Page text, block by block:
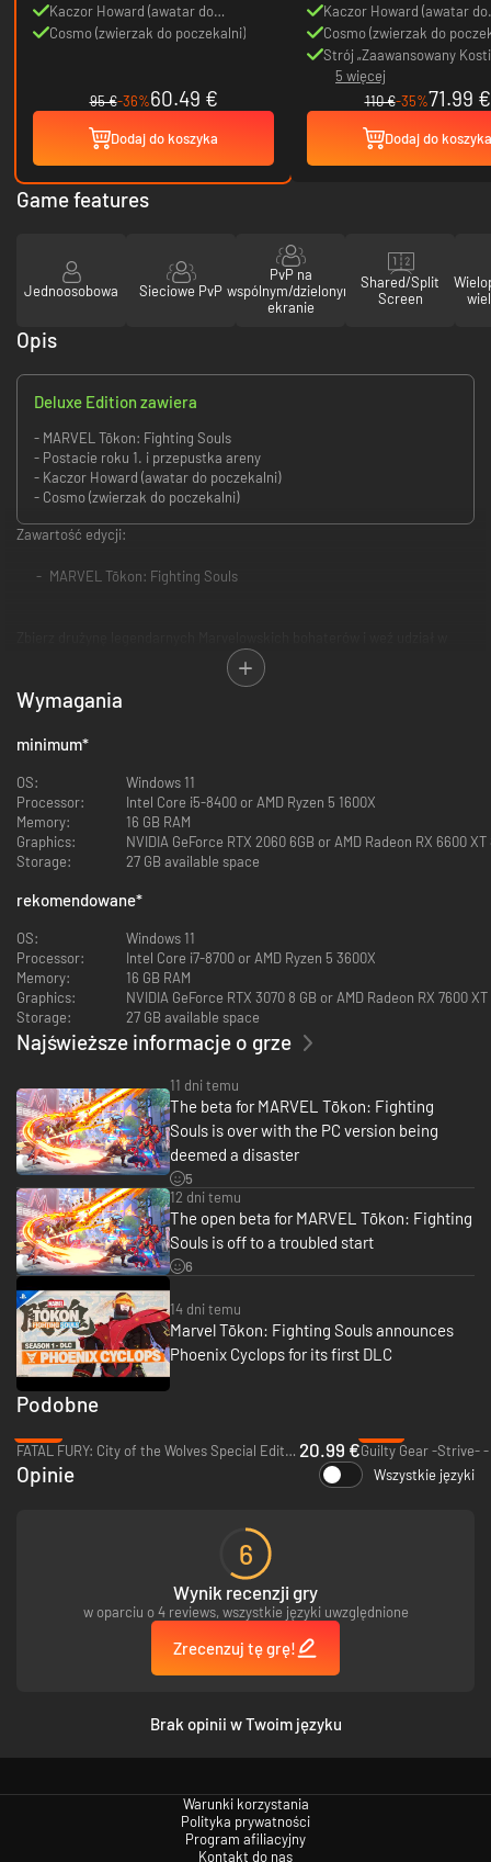
Kaczor Howard (awatar do
poczekalni)
Cosmo (zwierzak do poczekalni)
95 €-36%60.49 €
Dodaj do koszyka
Kaczor Howard (awatar do
poczekalni)
Cosmo (zwierzak do
Strój „Zaawansowany
dla Spider-Mana
5 więcej
110 €-35%71.99 €
Dodaj do koszyka
Game features
Jednoosobowa Sieciowe PvP
PvP na
wspólnym/dzielonym
ekranie
Shared/Split
Screen
Opis
Deluxe Edition zawiera
- MARVEL Tōkon: Fighting Souls
- Postacie roku 1. i przepustka areny
- Kaczor Howard (awatar do poczekalni)
- Cosmo (zwierzak do poczekalni)
Zawartość edycji:
MARVEL Tōkon: Fighting Souls
ostatecznym starciu drużynowym 4 na 4 od PlayStation Studios, Arc
Pora stworzyć drużynę marzeń i pokonać wrogów podczas dynamicznych
walk 4 na 4. Wybieraj spośród 20 znanych postaci z uniwersum Marvela w
momencie premiery. Każda z nich została stworzona w nowym,
inspirowanym anime stylu, i wchodzi w skład imponujących drużyn,
składających się zarówno z bohaterów, jak i złoczyńców.
Eksperymentuj ze składami drużyn, by odkrywać nowe kombinacje,
synergie i strategie. Walcz na arenach inspirowanych lokacjami znanymi z
uniwersum Marvela, z których niektóre zawierają interaktywne przejścia
między arenami.
Dzięki wyjątkowym ruchom, kombinacjom i strategiom do opanowania
walka jest zarówno wciągająca, jak i intuicyjna. Łatwe w dostosowaniu
sterowanie, zarówno tradycyjne, jak i szybkie, a także proste kombinacje
sprawiają, że do gry może wskoczyć każdy.
Zmierz się lokalnie ze znajomym lub dołącz do walki z maksymalnie 64
rywalizacji. Poznaj każdą z drużyn dzięki przeznaczonemu dla jednego
gracza trybowi epizodu, który przedstawi drużynową dynamikę oraz
² Wymagane połączenie z Internetem i konto PlayStation.
Doświadcz akcji w MARVEL Tōkon: Fighting Souls dzięki wysokiej
wydajności w postaci 60 klatek na sekundę (wartość zablokowana w
Wymagania
minimum*
OS:
Windows 11
Processor:
Intel Core i5-8400 or AMD Ryzen 5 1600X
Memory:
16 GB RAM
Graphics:
NVIDIA GeForce RTX 2060 6GB or AMD Radeon RX 6600 XT
Storage:
27 GB available space
rekomendowane*
OS:
Windows 11
Processor:
Intel Core i7-8700 or AMD Ryzen 5 3600X
Memory:
16 GB RAM
Graphics:
NVIDIA GeForce RTX 3070 8 GB or AMD Radeon RX 7600 XT
Storage:
27 GB available space
Najświeższe informacje o grze
11 dni temu
The beta for MARVEL Tōkon: Fighting
Souls is over with the PC version being
deemed a disaster
5
12 dni temu
The open beta for MARVEL Tōkon: Fighting
Souls is off to a troubled start
6
14 dni temu
Marvel Tōkon: Fighting Souls announces
Phoenix Cyclops for its first DLC
Podobne
FATAL FURY: City of the Wolves Special Edition - PC (Steam) 20.99 €Guilty Gear -Strive- -
Opinie Wszystkie języki
6
Wynik recenzji gry
w oparciu o 4 reviews, wszystkie języki uwzględnione
Zrecenzuj tę grę!
Brak opinii w Twoim języku
Warunki korzystania
Polityka prywatności
Program afiliacyjny
Kontakt do nas